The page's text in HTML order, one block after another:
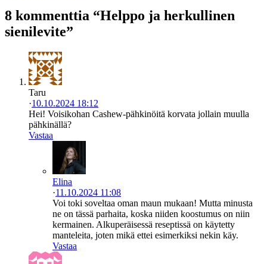
8 kommenttia “Helppo ja herkullinen
sienilevite”
Taru
·10.10.2024 18:12
Hei! Voisikohan Cashew-pähkinöitä korvata jollain muulla
pähkinällä?
Vastaa
Elina
·11.10.2024 11:08
Voi toki soveltaa oman maun mukaan! Mutta minusta
ne on tässä parhaita, koska niiden koostumus on niin
kermainen. Alkuperäisessä reseptissä on käytetty
manteleita, joten mikä ettei esimerkiksi nekin käy.
Vastaa